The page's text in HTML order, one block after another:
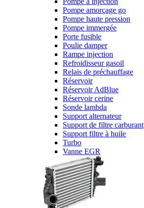
Pompe amorçage go
Pompe haute pression
Pompe immergée
Porte fusible
Poulie damper
Rampe injection
Refroidisseur gasoil
Relais de préchauffage
Réservoir
Réservoir AdBlue
Réservoir cerine
Sonde lambda
Support alternateur
Support de filtre carburant
Support filtre à huile
Turbo
Vanne EGR